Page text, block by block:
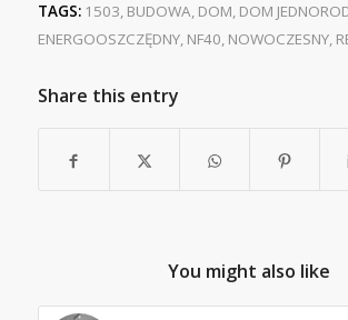
TAGS: 1503, BUDOWA, DOM, DOM
ENERGOOSZCZĘDNY, NF40, NOWOCZESNY,
Share this entry
You might also like